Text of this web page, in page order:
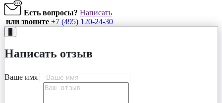
Есть вопросы? Написать
или звоните +7 (495) 120-24-30
+
Написать отзыв
Ваше имя